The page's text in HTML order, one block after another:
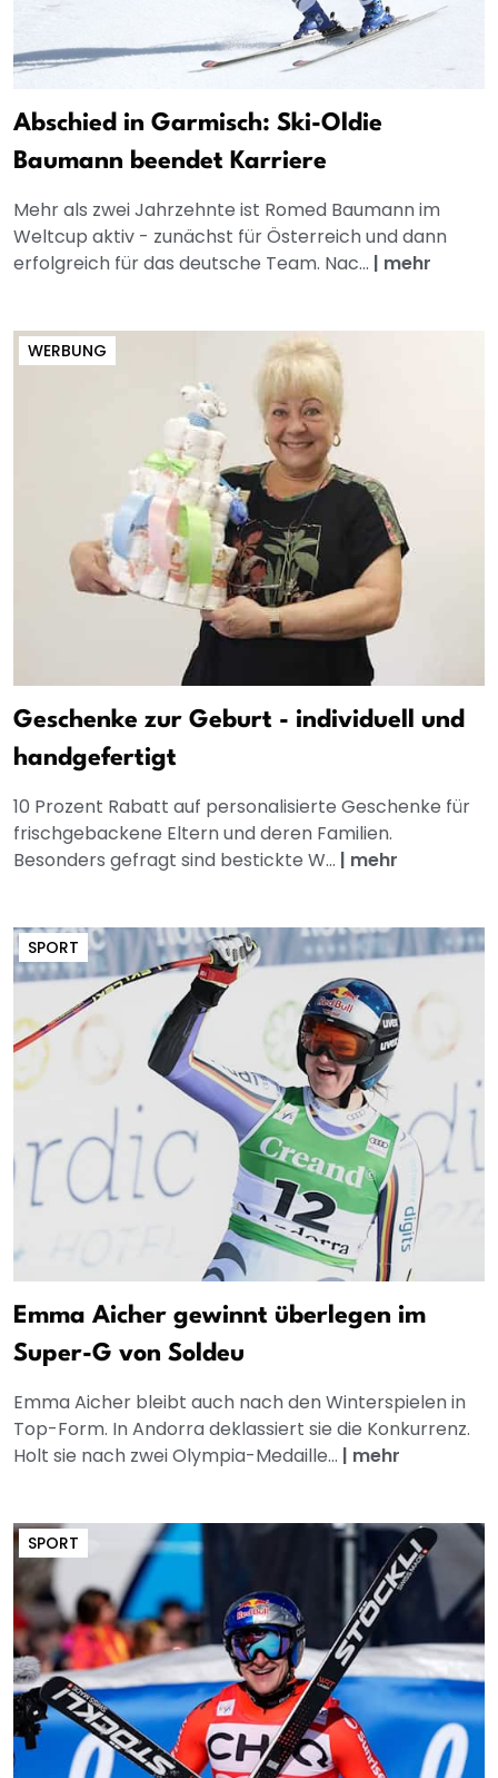
Abschied in Garmisch: Ski-Oldie
Baumann beendet Karriere
Mehr als zwei Jahrzehnte ist Romed Baumann im
Weltcup aktiv - zunächst für Österreich und dann
erfolgreich für das deutsche Team. Nac... | mehr
WERBUNG
Geschenke zur Geburt - individuell und
handgefertigt
10 Prozent Rabatt auf personalisierte Geschenke für
frischgebackene Eltern und deren Familien.
Besonders gefragt sind bestickte W... | mehr
SPORT
Emma Aicher gewinnt überlegen im
Super-G von Soldeu
Emma Aicher bleibt auch nach den Winterspielen in
Top-Form. In Andorra deklassiert sie die Konkurrenz.
Holt sie nach zwei Olympia-Medaille... | mehr
SPORT